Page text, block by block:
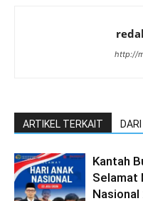
http://
ARTIKEL TERKAIT
Kantah
Selamat
Nasional